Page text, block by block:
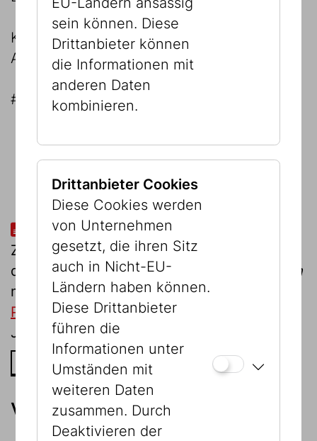
Kuratorin: Adina Seeger
Ausstellungsgestaltung: Capitale Wien
#Kelsen #BV100G
Folder zur Ausstellung
Zur Ausstellung erscheint im
die Graphic NovelGezeichnet, Hans Kelsen
mit Zeichnungen und Texten von
Plankensteiner, herausgegeben vom
Jüdischen Museum Wien.
GRAPHIC NOVEL ZUR AUSSTELLUNG
Videos zur Ausstellung
sein können. Diese
Drittanbieter können
die Informationen mit
anderen Daten
kombinieren.
Drittanbieter Cookies
Diese Cookies werden
von Unternehmen
gesetzt, die ihren Sitz
auch in Nicht-EU-
Ländern haben können.
Diese Drittanbieter
führen die
Informationen unter
Umständen mit
weiteren Daten
zusammen. Durch
Deaktivieren der